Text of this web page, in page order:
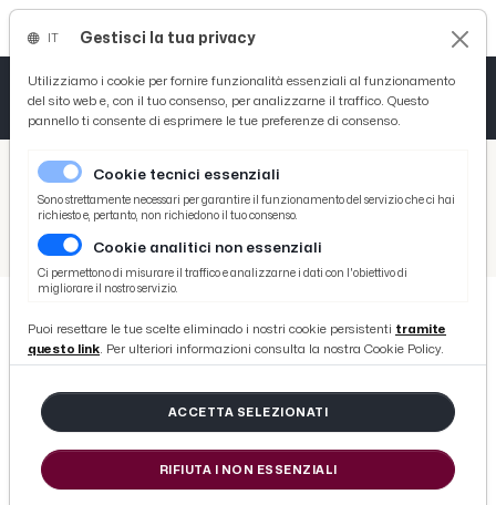
/ Picenotime
/ Sport
/ Volley
Volley Superlega, la Yuasa Battery Grottazzolina saluta il proprio pubblico con una sconfitta per 3-0 contro Modena
Volley Superlega, la Yuasa Battery
Grottazzolina saluta il proprio
pubblico con una sconfitta per 3-0
contro Modena
Gestisci la tua privacy
Utilizziamo i cookie per fornire funzionalità essenziali al funzionamento
del sito web e, con il tuo consenso, per analizzarne il traffico. Questo
pannello ti consente di esprimere le tue preferenze di consenso.
Cookie tecnici essenziali
Sono strettamente necessari per garantire il funzionamento del servizio che ci hai
richiesto e, pertanto, non richiedono il tuo consenso.
Cookie analitici non essenziali
Ci permettono di misurare il traffico e analizzarne i dati con l'obiettivo di
migliorare il nostro servizio.
Puoi resettare le tue scelte eliminado i nostri cookie persistenti tramite
questo link. Per ulteriori informazioni consulta la nostra Cookie Policy.
ACCETTA SELEZIONATI
RIFIUTA I NON ESSENZIALI
Tutto News
Tutto Sport
Basket
Ciclismo
Tutto Curiosità